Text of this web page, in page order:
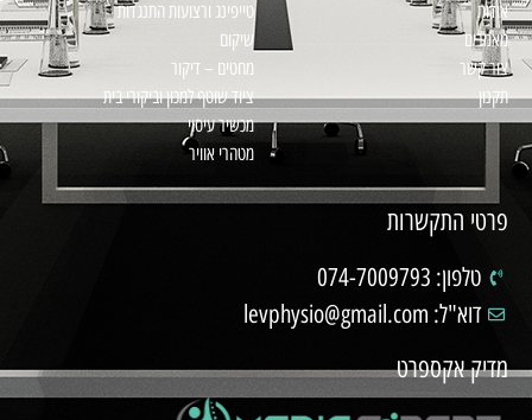
אודות
מאמרים
צור קשר
תקנון
טייפינג ורצועות התנגדות
שיקום
מחטים – דיקור
ציוד שוטף למכון וביקורי בית
מכשיר עיסוי
מטהרי אוויר
פרטי התקשרות
טלפון: 074-7009793
דוא"ל: levphysio@gmail.com
מדיק אקספרט